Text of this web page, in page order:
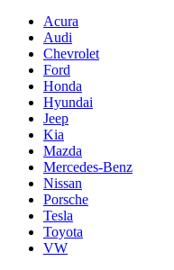
Acura
Audi
Chevrolet
Ford
Honda
Hyundai
Jeep
Kia
Mazda
Mercedes-Benz
Nissan
Porsche
Tesla
Toyota
VW